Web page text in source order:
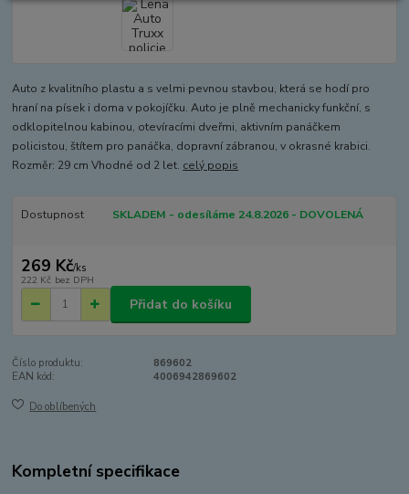
Auto z kvalitního plastu a s velmi pevnou stavbou, která se hodí pro
hraní na písek i doma v pokojíčku. Auto je plně mechanicky funkční, s
odklopitelnou kabinou, otevíracími dveřmi, aktivním panáčkem
policistou, štítem pro panáčka, dopravní zábranou, v okrasné krabici.
Rozměr: 29 cm Vhodné od 2 let. celý popis
Dostupnost SKLADEM - odesíláme 24.8.2026 - DOVOLENÁ
269 Kč/ks
222 Kč bez DPH
Přidat do košíku
Číslo produktu:
869602
EAN kód:
4006942869602
Do oblíbených
Kompletní specifikace